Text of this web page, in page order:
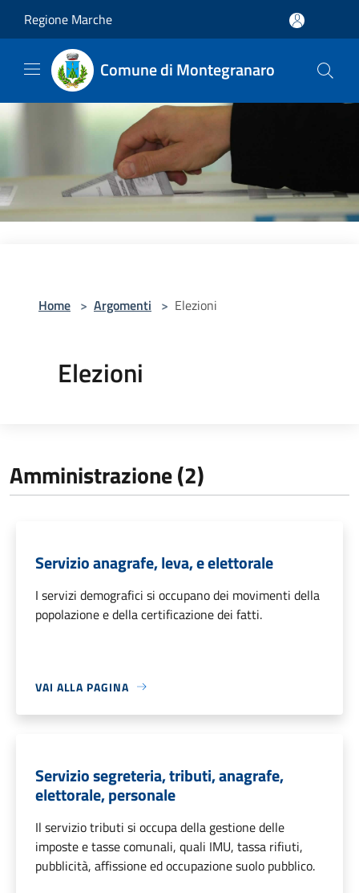
Regione Marche
Comune di Montegranaro
Home > Argomenti > Elezioni
Elezioni
Amministrazione (2)
Servizio anagrafe, leva, e elettorale
I servizi demografici si occupano dei movimenti della
popolazione e della certificazione dei fatti.
VAI ALLA PAGINA
Servizio segreteria, tributi, anagrafe,
elettorale, personale
Il servizio tributi si occupa della gestione delle
imposte e tasse comunali, quali IMU, tassa rifiuti,
pubblicità, affissione ed occupazione suolo pubblico.